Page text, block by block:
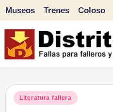
Saltar
al
Museos Trenes Coloso
Publicado
Literatura fallera